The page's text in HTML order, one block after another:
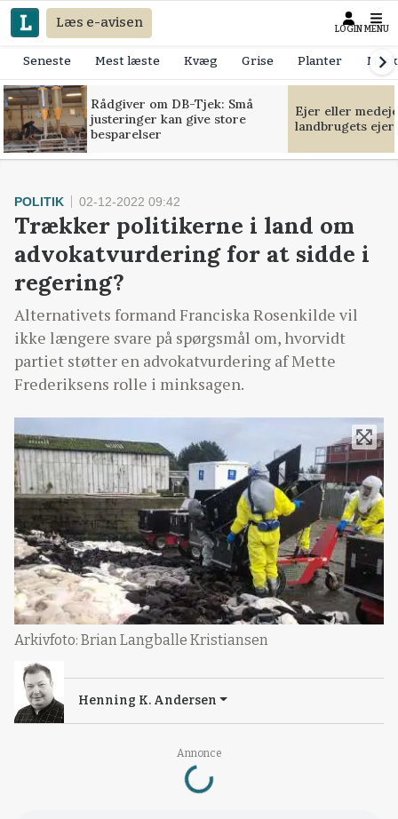
Læs e-avisen LOGIN MENU
Seneste Mest læste Kvæg Grise Planter
Rådgiver om DB-Tjek: Små
justeringer kan give store
besparelser
Ejer eller
landbrugets
Annonce
Loading...
POLITIK 02-12-2022 09:42
Trækker politikerne i land om
advokatvurdering for at sidde i
regering?
Alternativets formand Franciska Rosenkilde vil
ikke længere svare på spørgsmål om, hvorvidt
partiet støtter en advokatvurdering af Mette
Frederiksens rolle i minksagen.
Arkivfoto: Brian Langballe Kristiansen
Henning K. Andersen